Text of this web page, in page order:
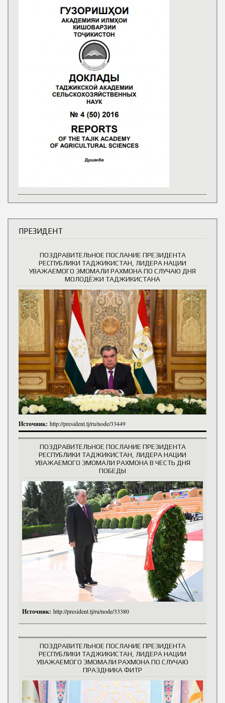
ПРЕЗИДЕНТ
ПОЗДРАВИТЕЛЬНОЕ ПОСЛАНИЕ ПРЕЗИДЕНТА
РЕСПУБЛИКИ ТАДЖИКИСТАН, ЛИДЕРА НАЦИИ
УВАЖАЕМОГО ЭМОМАЛИ РАХМОНА ПО СЛУЧАЮ ДНЯ
МОЛОДЁЖИ ТАДЖИКИСТАНА
Источник: http://president.tj/ru/node/33449
ПОЗДРАВИТЕЛЬНОЕ ПОСЛАНИЕ ПРЕЗИДЕНТА
РЕСПУБЛИКИ ТАДЖИКИСТАН, ЛИДЕРА НАЦИИ
УВАЖАЕМОГО ЭМОМАЛИ РАХМОНА В ЧЕСТЬ ДНЯ
ПОБЕДЫ
Источник: http://president.tj/ru/node/33380
ПОЗДРАВИТЕЛЬНОЕ ПОСЛАНИЕ ПРЕЗИДЕНТА
РЕСПУБЛИКИ ТАДЖИКИСТАН, ЛИДЕРА НАЦИИ
УВАЖАЕМОГО ЭМОМАЛИ РАХМОНА ПО СЛУЧАЮ
ПРАЗДНИКА ФИТР